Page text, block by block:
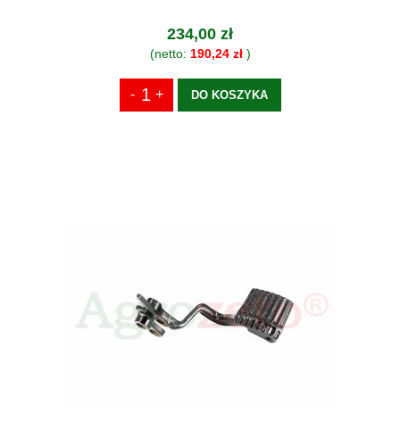
234,00 zł
(netto: 190,24 zł)
DO KOSZYKA